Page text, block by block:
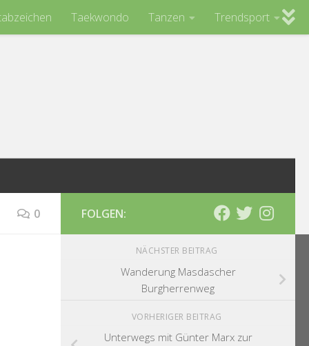
Taekwondo Tanzen Trendsport
0 FOLGEN:
NÄCHSTER BEITRAG
Wanderung Masdascher
Burgherrenweg
VORHERIGER BEITRAG
Unterwegs mit Günter Marx zur